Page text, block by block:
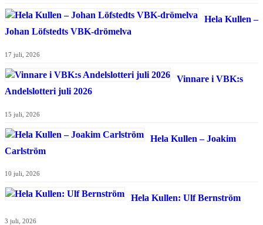
Hela Kullen –
Johan Löfstedts VBK-drömelva
17 juli, 2026
Vinnare i VBK:s
Andelslotteri juli 2026
15 juli, 2026
Hela Kullen – Joakim
Carlström
10 juli, 2026
Hela Kullen: Ulf Bernström
3 juli, 2026